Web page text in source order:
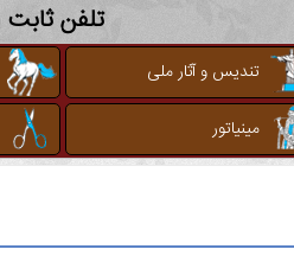
تلفن ثابت 52231255 - 041
تندیس و آثار ملی
مینیاتور